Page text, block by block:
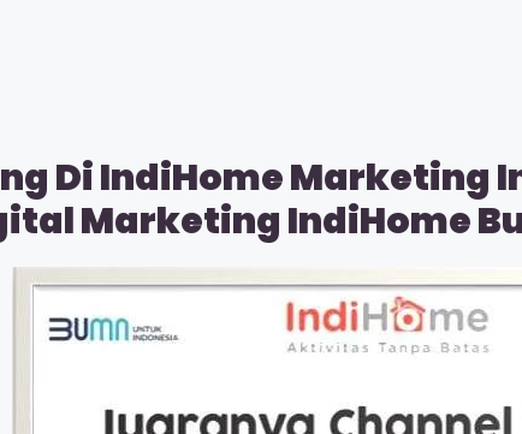
Di IndiHome Marketing
Marketing IndiHome